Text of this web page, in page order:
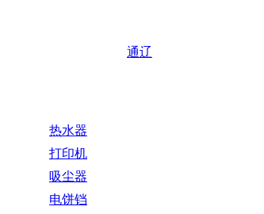
通辽
热水器
打印机
吸尘器
电饼铛